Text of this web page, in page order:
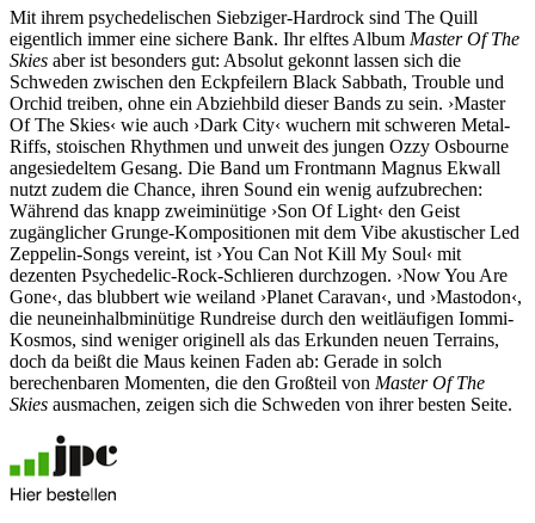
Mit ihrem psychedelischen Siebziger-Hardrock sind The Quill
eigentlich immer eine sichere Bank. Ihr elftes Album Master Of The
Skies aber ist besonders gut: Absolut gekonnt lassen sich die
Schweden zwischen den Eckpfeilern Black Sabbath, Trouble und
Orchid treiben, ohne ein Abziehbild dieser Bands zu sein. ›Master
Of The Skies‹ wie auch ›Dark City‹ wuchern mit schweren Metal-
Riffs, stoischen Rhythmen und unweit des jungen Ozzy Osbourne
angesiedeltem Gesang. Die Band um Frontmann Magnus Ekwall
nutzt zudem die Chance, ihren Sound ein wenig aufzubrechen:
Während das knapp zweiminütige ›Son Of Light‹ den Geist
zugänglicher Grunge-Kompositionen mit dem Vibe akustischer Led
Zeppelin-Songs vereint, ist ›You Can Not Kill My Soul‹ mit
dezenten Psychedelic-Rock-Schlieren durchzogen. ›Now You Are
Gone‹, das blubbert wie weiland ›Planet Caravan‹, und ›Mastodon‹,
die neuneinhalbminütige Rundreise durch den weitläufigen Iommi-
Kosmos, sind weniger originell als das Erkunden neuen Terrains,
doch da beißt die Maus keinen Faden ab: Gerade in solch
berechenbaren Momenten, die den Großteil von Master Of The
Skies ausmachen, zeigen sich die Schweden von ihrer besten Seite.